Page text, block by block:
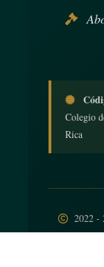
Colegio
Rica
2022 -